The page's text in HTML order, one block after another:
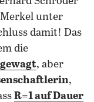
unter
damit! Das
die
gewagt, aber
,
R=1 auf Dauer